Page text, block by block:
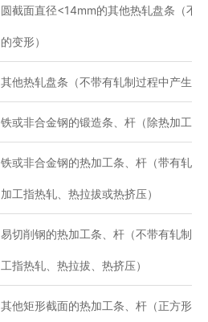
圆截面直径<14mm的其他热轧盘条（不
的变形）
其他热轧盘条（不带有轧制过程中产生的
铁或非合金钢的锻造条、杆（除热加工外
铁或非合金钢的热加工条、杆（带有轧制
加工指热轧、热拉拔或热挤压）
易切削钢的热加工条、杆（不带有轧制过
工指热轧、热拉拔、热挤压）
其他矩形截面的热加工条、杆（正方形除